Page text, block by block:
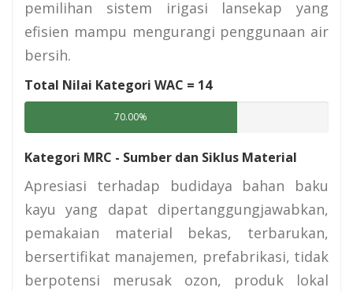
pemilihan sistem irigasi lansekap yang
efisien mampu mengurangi penggunaan air
bersih.
Total Nilai Kategori WAC = 14
70.00%
Kategori MRC - Sumber dan Siklus Material
Apresiasi terhadap budidaya bahan baku
kayu yang dapat dipertanggungjawabkan,
pemakaian material bekas, terbarukan,
bersertifikat manajemen, prefabrikasi, tidak
berpotensi merusak ozon, produk lokal